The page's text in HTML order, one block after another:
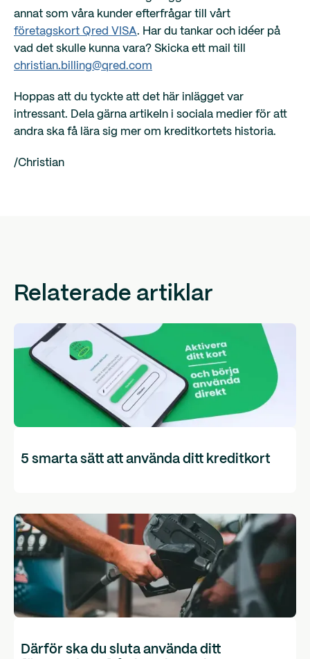
annat som våra kunder efterfrågar till vårt
företagskort Qred VISA. Har du tankar och idéer på
vad det skulle kunna vara? Skicka ett mail till
christian.billing@qred.com
Hoppas att du tyckte att det här inlägget var
intressant. Dela gärna artikeln i sociala medier för att
andra ska få lära sig mer om kreditkortets historia.
/Christian
Relaterade artiklar
5 smarta sätt att använda ditt kreditkort
Därför ska du sluta använda ditt